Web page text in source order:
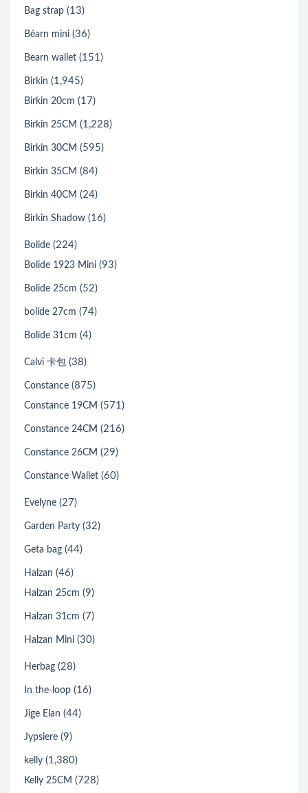
Bag strap (13)
Béarn mini (36)
Bearn wallet (151)
Birkin (1,945)
Birkin 20cm (17)
Birkin 25CM (1,228)
Birkin 30CM (595)
Birkin 35CM (84)
Birkin 40CM (24)
Birkin Shadow (16)
Bolide (224)
Bolide 1923 Mini (93)
Bolide 25cm (52)
bolide 27cm (74)
Bolide 31cm (4)
Calvi 卡包 (38)
Constance (875)
Constance 19CM (571)
Constance 24CM (216)
Constance 26CM (29)
Constance Wallet (60)
Evelyne (27)
Garden Party (32)
Geta bag (44)
Halzan (46)
Halzan 25cm (9)
Halzan 31cm (7)
Halzan Mini (30)
Herbag (28)
In the-loop (16)
Jige Elan (44)
Jypsiere (9)
kelly (1,380)
Kelly 25CM (728)